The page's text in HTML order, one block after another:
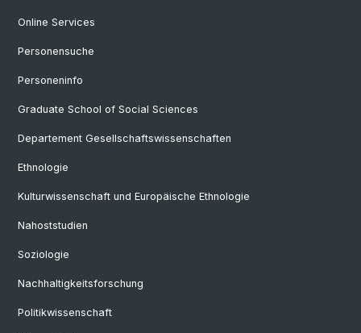
Online Services
Personensuche
Personeninfo
Graduate School of Social Sciences
Departement Gesellschaftswissenschaften
Ethnologie
Kulturwissenschaft und Europäische Ethnologie
Nahoststudien
Soziologie
Nachhaltigkeitsforschung
Politikwissenschaft